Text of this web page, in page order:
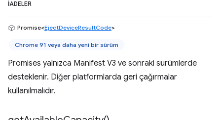
İADELER
Promise<EjectDeviceResultCode>
Chrome 91 veya daha yeni bir sürüm
Promises yalnızca Manifest V3 ve sonraki sürümlerde
desteklenir. Diğer platformlarda geri çağırmalar
kullanılmalıdır.